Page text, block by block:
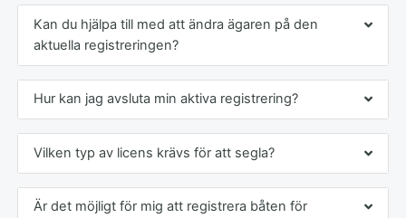
Kan du hjälpa till med att ändra ägaren på den
aktuella registreringen?
Hur kan jag avsluta min aktiva registrering?
Vilken typ av licens krävs för att segla?
Är det möjligt för mig att registrera båten för